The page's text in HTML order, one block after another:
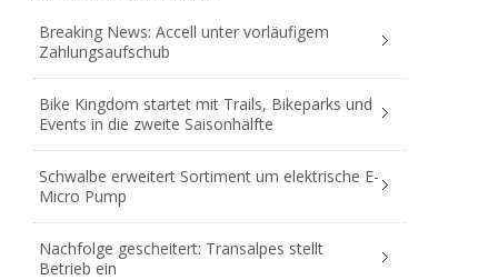
Breaking News: Accell unter vorläufigem
Zahlungsaufschub
Bike Kingdom startet mit Trails, Bikeparks und
Events in die zweite Saisonhälfte
Schwalbe erweitert Sortiment um elektrische E-
Micro Pump
Nachfolge gescheitert: Transalpes stellt
Betrieb ein